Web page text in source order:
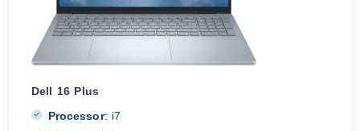
Dell 16 Plus
Processor: i7